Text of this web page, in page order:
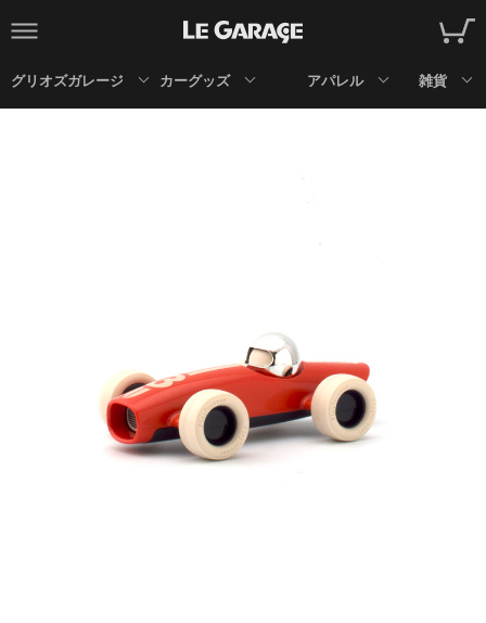
グリオズガレージ カーグッズ アパレル 雑貨